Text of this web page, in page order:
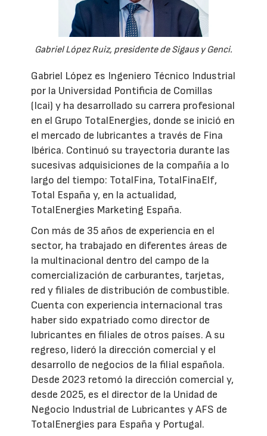
Gabriel López Ruiz, presidente de Sigaus y Genci.
Gabriel López es Ingeniero Técnico Industrial
por la Universidad Pontificia de Comillas
(Icai) y ha desarrollado su carrera profesional
en el Grupo TotalEnergies, donde se inició en
el mercado de lubricantes a través de Fina
Ibérica. Continuó su trayectoria durante las
sucesivas adquisiciones de la compañía a lo
largo del tiempo: TotalFina, TotalFinaElf,
Total España y, en la actualidad,
TotalEnergies Marketing España.
Con más de 35 años de experiencia en el
sector, ha trabajado en diferentes áreas de
la multinacional dentro del campo de la
comercialización de carburantes, tarjetas,
red y filiales de distribución de combustible.
Cuenta con experiencia internacional tras
haber sido expatriado como director de
lubricantes en filiales de otros países. A su
regreso, lideró la dirección comercial y el
desarrollo de negocios de la filial española.
Desde 2023 retomó la dirección comercial y,
desde 2025, es el director de la Unidad de
Negocio Industrial de Lubricantes y AFS de
TotalEnergies para España y Portugal.